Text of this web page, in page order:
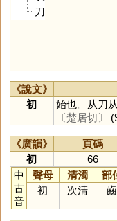
刀
《說文》
初
始也。从刀
〔楚居切〕
《廣韻》 頁碼
初
66
中
古
音
聲母 清濁 部
初
次清 齒